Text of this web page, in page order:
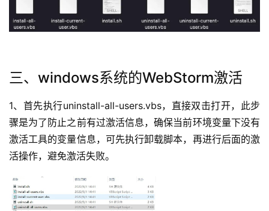
三、windows系统的WebStorm激活
1、首先执行uninstall-all-users.vbs，直接双击打开，此步
骤是为了防止之前有过激活信息，确保当前环境变量下没有
激活工具的变量信息，可先执行卸载脚本，再进行后面的激
活操作，避免激活失败。